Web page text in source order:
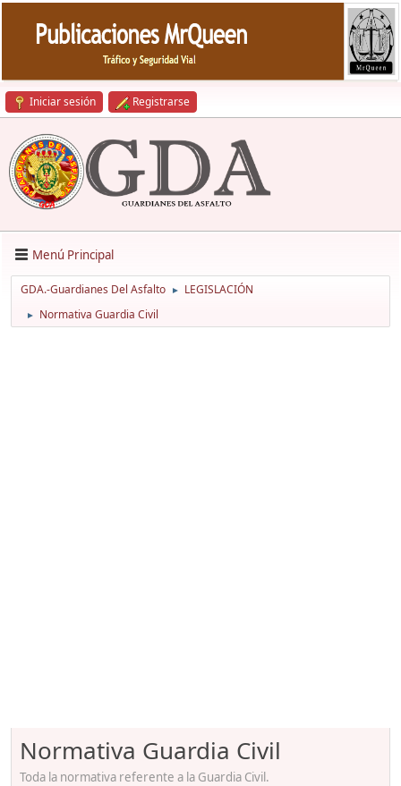
Iniciar sesión Registrarse
Menú Principal
GDA.-Guardianes Del Asfalto ► LEGISLACIÓN
► Normativa Guardia Civil
Normativa Guardia Civil
Toda la normativa referente a la Guardia Civil.